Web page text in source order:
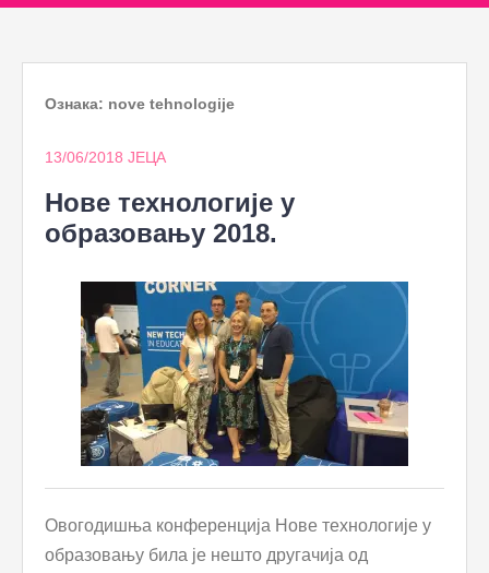
Skip
content
Ознака: nove tehnologije
13/06/2018 ЈЕЦА
Нове технологије у
образовању 2018.
Овогодишња конференција Нове технологије у
образовању била је нешто другачија од